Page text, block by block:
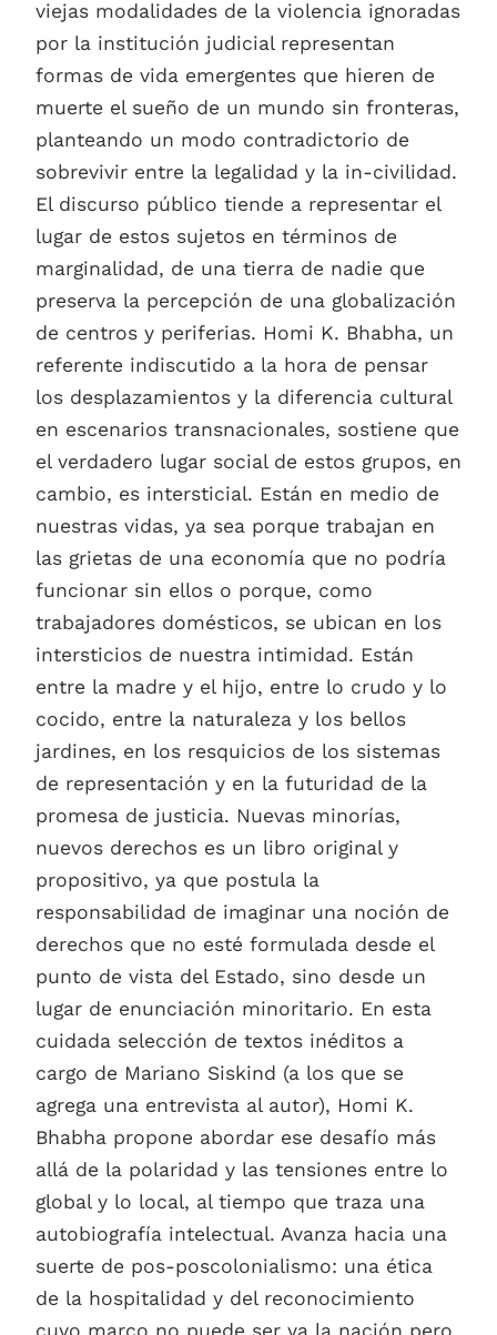
viejas modalidades de la violencia ignoradas
por la institución judicial representan
formas de vida emergentes que hieren de
muerte el sueño de un mundo sin fronteras,
planteando un modo contradictorio de
sobrevivir entre la legalidad y la in-civilidad.
El discurso público tiende a representar el
lugar de estos sujetos en términos de
marginalidad, de una tierra de nadie que
preserva la percepción de una globalización
de centros y periferias. Homi K. Bhabha, un
referente indiscutido a la hora de pensar
los desplazamientos y la diferencia cultural
en escenarios transnacionales, sostiene que
el verdadero lugar social de estos grupos, en
cambio, es intersticial. Están en medio de
nuestras vidas, ya sea porque trabajan en
las grietas de una economía que no podría
funcionar sin ellos o porque, como
trabajadores domésticos, se ubican en los
intersticios de nuestra intimidad. Están
entre la madre y el hijo, entre lo crudo y lo
cocido, entre la naturaleza y los bellos
jardines, en los resquicios de los sistemas
de representación y en la futuridad de la
promesa de justicia. Nuevas minorías,
nuevos derechos es un libro original y
propositivo, ya que postula la
responsabilidad de imaginar una noción de
derechos que no esté formulada desde el
punto de vista del Estado, sino desde un
lugar de enunciación minoritario. En esta
cuidada selección de textos inéditos a
cargo de Mariano Siskind (a los que se
agrega una entrevista al autor), Homi K.
Bhabha propone abordar ese desafío más
allá de la polaridad y las tensiones entre lo
global y lo local, al tiempo que traza una
autobiografía intelectual. Avanza hacia una
suerte de pos-poscolonialismo: una ética
de la hospitalidad y del reconocimiento
cuyo marco no puede ser ya la nación pero